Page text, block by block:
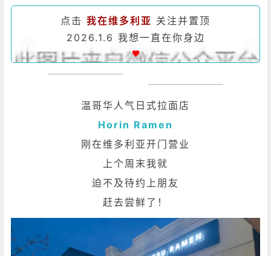
点击 我在维多利亚 关注并置顶
2026.1.6 我想一直在你身边
温哥华人气日式拉面店
Horin Ramen
刚在维多利亚开门营业
上个周末我就
迫不及待约上朋友
赶去尝鲜了！